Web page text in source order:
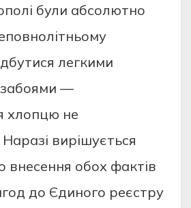
були абсолютно
легкими
—
хлопцю не
вирішується
внесення обох фактів
до Єдиного реєстру